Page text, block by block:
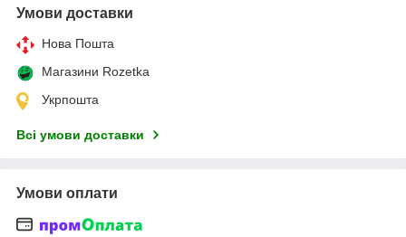
Умови доставки
Нова Пошта
Магазини Rozetka
Укрпошта
Всі умови доставки
Умови оплати